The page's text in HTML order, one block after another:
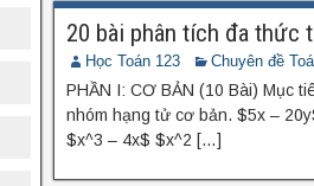
20 bài phân tích đa thức
Học Toán 123 Chuyên đề
PHẦN I: CƠ BẢN (10 Bài) Mục
nhóm hạng tử cơ bản. $5x –
$x^3 – 4x$ $x^2 […]